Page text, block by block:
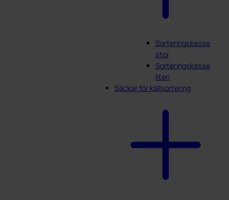
Sorteringskasse
stor
Sorteringskasse
liten
Säckar för källsortering